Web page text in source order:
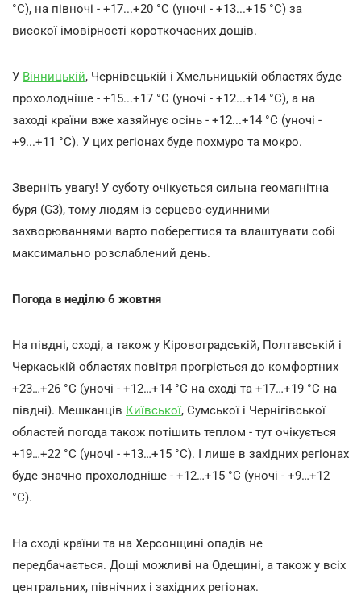
°С), на півночі - +17...+20 °С (уночі - +13...+15 °С) за
високої імовірності короткочасних дощів.
У Вінницькій, Чернівецькій і Хмельницькій областях буде
прохолодніше - +15...+17 °С (уночі - +12...+14 °С), а на
заході країни вже хазяйнує осінь - +12...+14 °С (уночі -
+9...+11 °С). У цих регіонах буде похмуро та мокро.
Зверніть увагу! У суботу очікується сильна геомагнітна
буря (G3), тому людям із серцево-судинними
захворюваннями варто поберегтися та влаштувати собі
максимально розслаблений день.
Погода в неділю 6 жовтня
На півдні, сході, а також у Кіровоградській, Полтавській і
Черкаській областях повітря прогріється до комфортних
+23…+26 °С (уночі - +12…+14 °С на сході та +17…+19 °С на
півдні). Мешканців Київської, Сумської і Чернігівської
областей погода також потішить теплом - тут очікується
+19…+22 °С (уночі - +13…+15 °С). І лише в західних регіонах
буде значно прохолодніше - +12…+15 °С (уночі - +9…+12
°С).
На сході країни та на Херсонщині опадів не
передбачається. Дощі можливі на Одещині, а також у всіх
центральних, північних і західних регіонах.